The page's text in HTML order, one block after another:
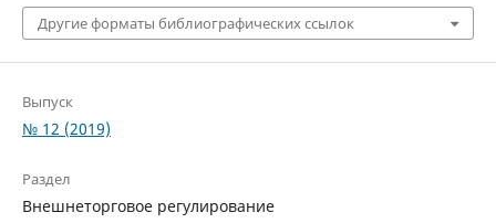
Другие форматы библиографических ссылок
Выпуск
№ 12 (2019)
Раздел
Внешнеторговое регулирование